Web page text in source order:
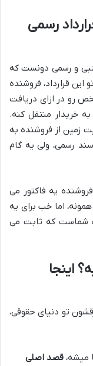
رسمی
و رسمی دونست که
قرارداد، فروشنده
رو در ازای دریافت
خریدار منتقل کنه.
زمین از فروشنده به
سند رسمی، ولی یه گام
یه فاکتور می
اما خب برای یه
شماست که ثابت می
اینجا
تو دنیای حقوقی،
میشه، قصد اصلی